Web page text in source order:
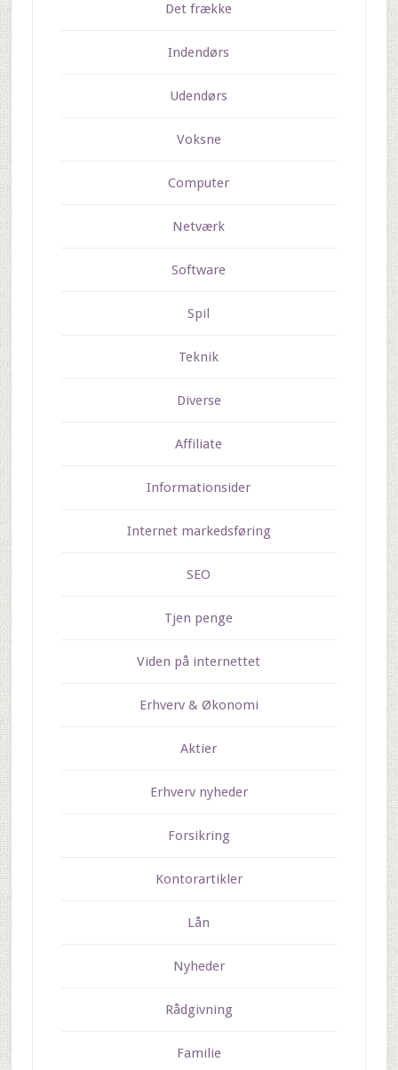
Det frække
Indendørs
Udendørs
Voksne
Computer
Netværk
Software
Spil
Teknik
Diverse
Affiliate
Informationsider
Internet markedsføring
SEO
Tjen penge
Viden på internettet
Erhverv & Økonomi
Aktier
Erhverv nyheder
Forsikring
Kontorartikler
Lån
Nyheder
Rådgivning
Familie